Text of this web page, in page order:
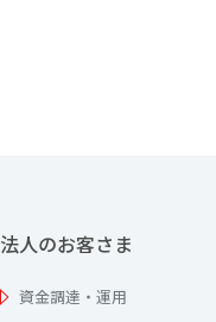
法人のお客さま
資金調達・運用